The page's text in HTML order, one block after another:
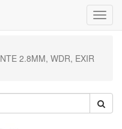
Menú
de
2.8MM, WDR, EXIR